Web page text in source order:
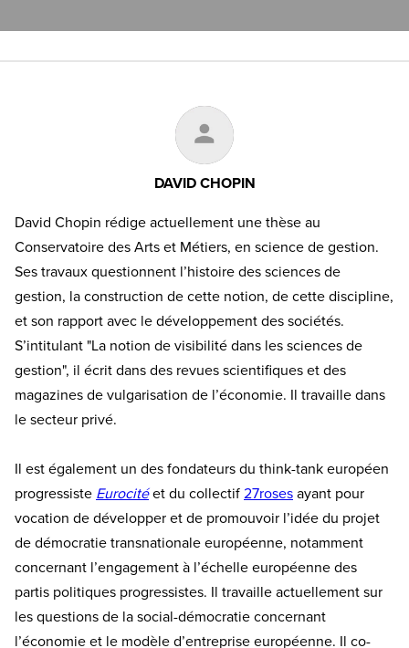
DAVID CHOPIN
David Chopin rédige actuellement une thèse au
Conservatoire des Arts et Métiers, en science de gestion.
Ses travaux questionnent l’histoire des sciences de
gestion, la construction de cette notion, de cette discipline,
et son rapport avec le développement des sociétés.
S’intitulant "La notion de visibilité dans les sciences de
gestion", il écrit dans des revues scientifiques et des
magazines de vulgarisation de l’économie. Il travaille dans
le secteur privé.
Il est également un des fondateurs du think-tank européen
progressiste Eurocitéet du collectif 27roses ayant pour
vocation de développer et de promouvoir l’idée du projet
de démocratie transnationale européenne, notamment
concernant l’engagement à l’échelle européenne des
partis politiques progressistes. Il travaille actuellement sur
les questions de la social-démocratie concernant
l’économie et le modèle d’entreprise européenne. Il co-